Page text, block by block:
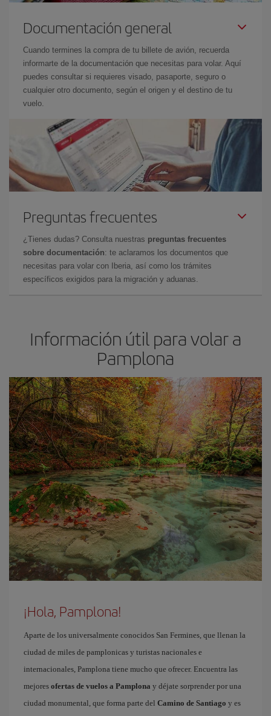
Documentación general
Cuando termines la compra de tu billete de avión, recuerda
informarte de la documentación que necesitas para volar. Aquí
puedes consultar si requieres visado, pasaporte, seguro o
cualquier otro documento, según el origen y el destino de tu
vuelo.
Preguntas frecuentes
¿Tienes dudas? Consulta nuestras preguntas frecuentes
sobre documentación: te aclaramos los documentos que
necesitas para volar con Iberia, así como los trámites
específicos exigidos para la migración y aduanas.
Información útil para volar a
Pamplona
¡Hola, Pamplona!
Aparte de los universalmente conocidos San Fermines, que llenan la
ciudad de miles de pamplonicas y turistas nacionales e
internacionales, Pamplona tiene mucho que ofrecer. Encuentra las
mejores ofertas de vuelos a Pamplona y déjate sorprender por una
ciudad monumental, que forma parte del Camino de Santiago y es